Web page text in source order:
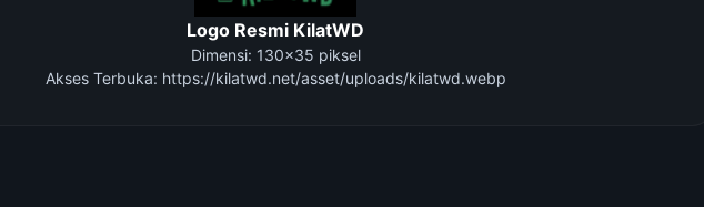
Logo Resmi KilatWD
Dimensi: 130x35 piksel
Akses Terbuka: https://kilatwd.net/asset/uploads/kilatwd.webp